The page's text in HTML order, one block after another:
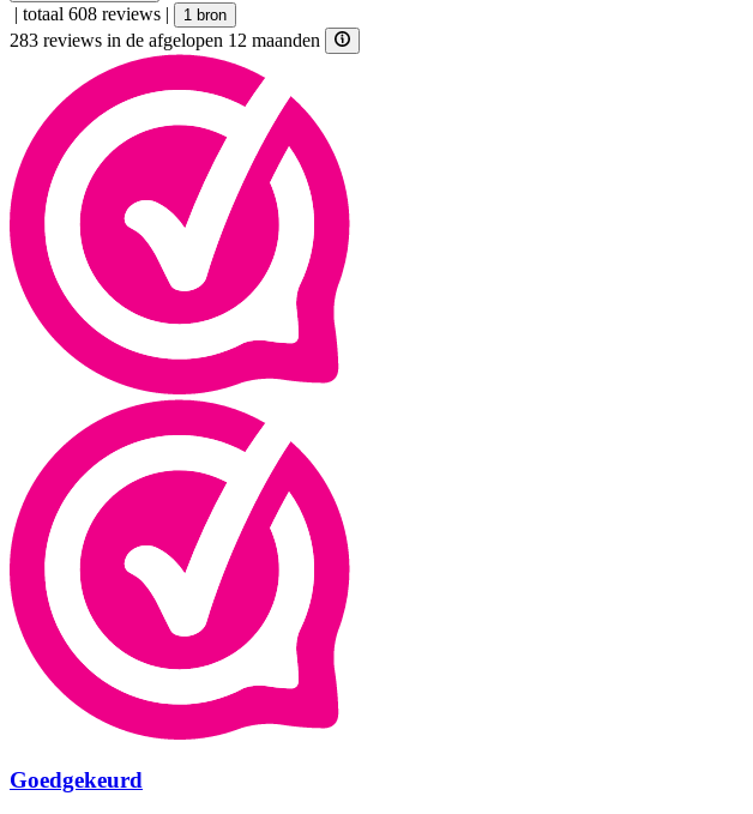
| totaal 608 reviews | 1 bron
283 reviews in de afgelopen 12 maanden
Goedgekeurd